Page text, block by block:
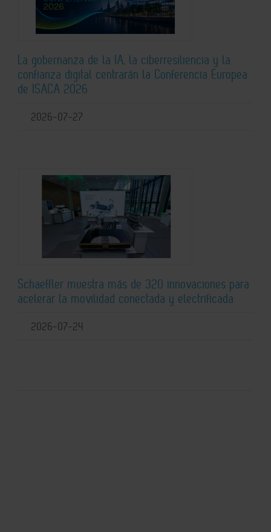
La gobernanza de la IA, la ciberresiliencia y la
confianza digital centrarán la Conferencia Europea
de ISACA 2026
2026-07-27
Schaeffler muestra más de 320 innovaciones para
acelerar la movilidad conectada y electrificada
2026-07-24